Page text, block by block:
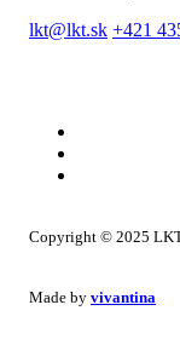
lkt@lkt.sk +421
Copyright © 2025
Made by vivantina